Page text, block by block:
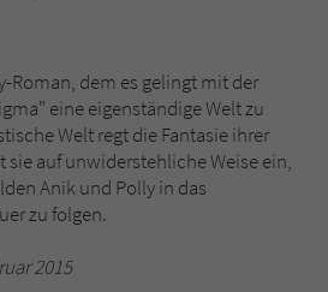
Roman, dem es gelingt mit der
eine eigenständige Welt zu
Welt regt die Fantasie ihrer
auf unwiderstehliche Weise ein,
Anik und Polly in das
zu folgen.
2015